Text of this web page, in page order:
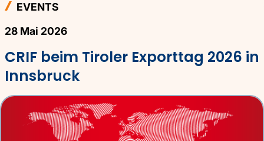
EVENTS
28 Mai 2026
CRIF beim Tiroler Exporttag 2026 in
Innsbruck